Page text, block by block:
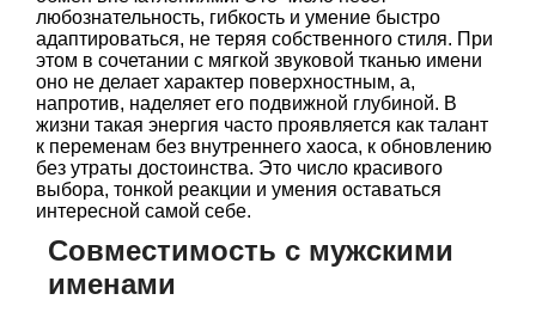
любознательность, гибкость и умение быстро
адаптироваться, не теряя собственного стиля. При
этом в сочетании с мягкой звуковой тканью имени
оно не делает характер поверхностным, а,
напротив, наделяет его подвижной глубиной. В
жизни такая энергия часто проявляется как талант
к переменам без внутреннего хаоса, к обновлению
без утраты достоинства. Это число красивого
выбора, тонкой реакции и умения оставаться
интересной самой себе.
Совместимость с мужскими
именами